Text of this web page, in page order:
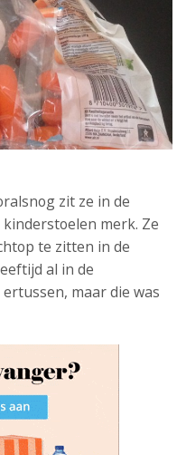
zit ze in de
merk. Ze
te zitten in de
al in de
maar die was